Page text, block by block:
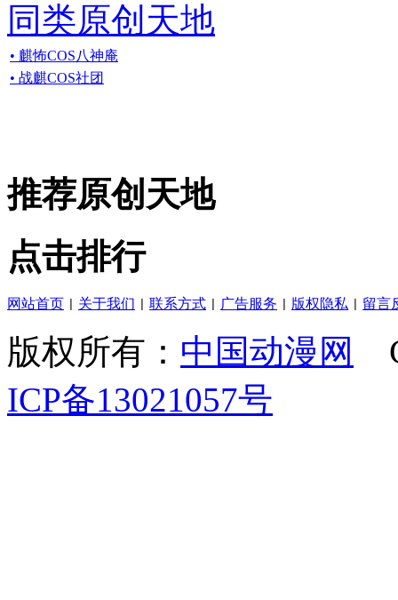
同类原创天地
• 麒怖COS八神庵
• 战麒COS社团
推荐原创天地
点击排行
网站首页 关于我们 联系方式 广告服务 版权隐私 留言
版权所有： 中国动漫网
ICP备13021057号